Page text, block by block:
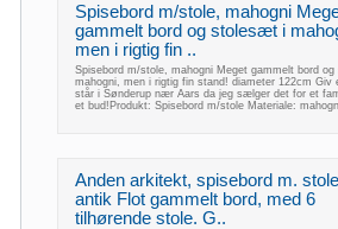
Spisebord m/stole, mahogni
gammelt bord og stolesæt i
men i rigtig fin ..
Spisebord m/stole, mahogni Meget gammelt bord
mahogni, men i rigtig fin stand! diameter 122cm Giv
står i Sønderup nær Aars da jeg sælger det for et
et bud!Produkt: Spisebord m/stole Materiale:
Anden arkitekt, spisebord m.
antik Flot gammelt bord, med 6
tilhørende stole. G..